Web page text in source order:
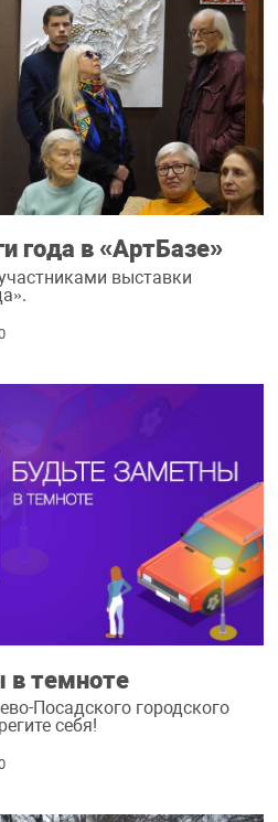
года в «АртБазе»
выставки
в темноте
Посадского городского
себя!